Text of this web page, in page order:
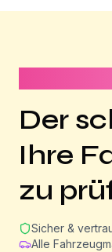
Der
Ihre
zu
Sicher &
Alle